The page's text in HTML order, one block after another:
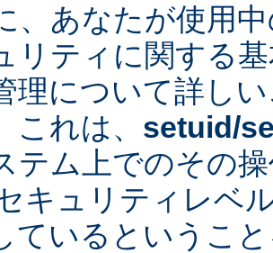
、あなたが使用
リティに関する
理について詳し
これは、 setuid/
テム上でのその
キュリティレベ
ているというこ